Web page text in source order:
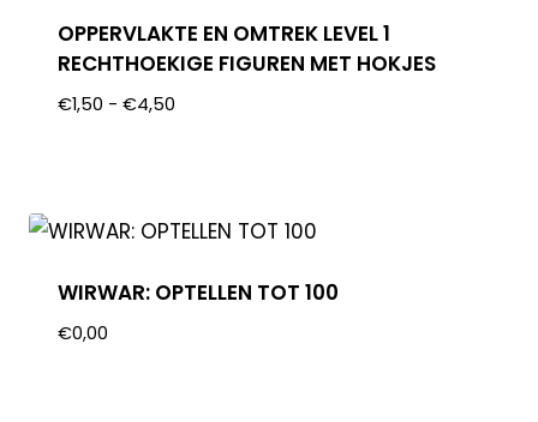
OPPERVLAKTE EN OMTREK LEVEL 1
RECHTHOEKIGE FIGUREN MET HOKJES
€1,50 - €4,50
WIRWAR: OPTELLEN TOT 100
€0,00